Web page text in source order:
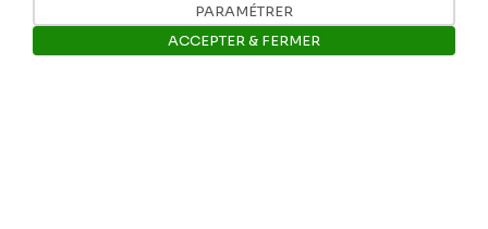
PARAMÉTRER
ACCEPTER & FERMER